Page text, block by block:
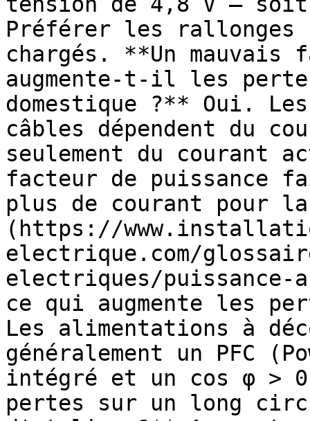
Préférer les rallonges
chargés. **Un mauvais
augmente-t-il les
domestique ?** Oui.
câbles dépendent du
seulement du courant
facteur de puissance
plus de courant pour
(https://
electrique.com/
electriques/
ce qui augmente les
Les alimentations à
généralement un PFC
intégré et un cos φ >
pertes sur un long